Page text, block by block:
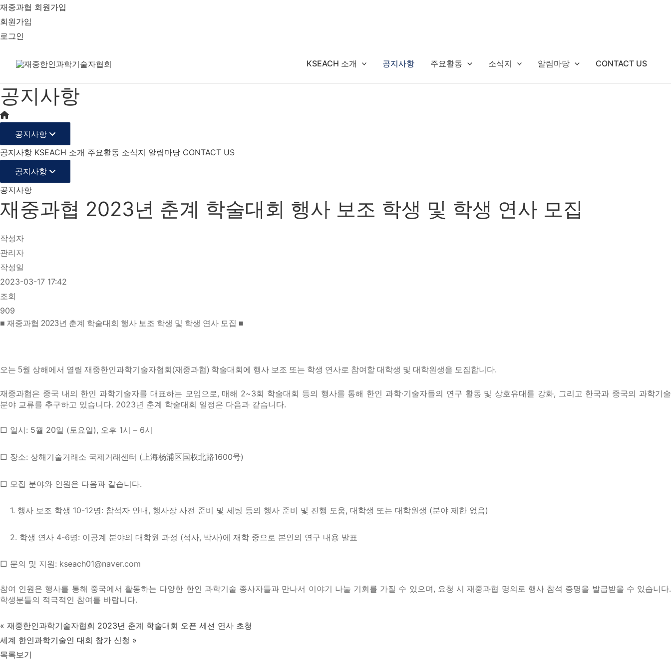
재중과협 회원가입
회원가입
로그인
KSEACH 소개 공지사항 주요활동 소식지 알림마당 CONTACT US
공지사항
공지사항
공지사항 KSEACH 소개 주요활동 소식지 알림마당 CONTACT US
공지사항
공지사항
재중과협 2023년 춘계 학술대회 행사 보조 학생 및 학생 연사 모집
작성자
관리자
작성일
2023-03-17 17:42
조회
909
■ 재중과협 2023년 춘계 학술대회 행사 보조 학생 및 학생 연사 모집 ■
오는 5월 상해에서 열릴 재중한인과학기술자협회(재중과협) 학술대회에 행사 보조 또는 학생 연사로 참여할 대학생 및 대학원생을 모집합니다.
재중과협은 중국 내의 한인 과학기술자를 대표하는 모임으로, 매해 2~3회 학술대회 등의 행사를 통해 한인 과학·기술자들의 연구 활동 및 상호유대를 강화, 그리고 한국과 중국의 과학기술
분야 교류를 추구하고 있습니다. 2023년 춘계 학술대회 일정은 다음과 같습니다.
□ 일시: 5월 20일 (토요일), 오후 1시 – 6시
□ 장소: 상해기술거래소 국제거래센터 (上海杨浦区国权北路1600号)
□ 모집 분야와 인원은 다음과 같습니다.
1. 행사 보조 학생 10-12명: 참석자 안내, 행사장 사전 준비 및 세팅 등의 행사 준비 및 진행 도움, 대학생 또는 대학원생 (분야 제한 없음)
2. 학생 연사 4-6명: 이공계 분야의 대학원 과정 (석사, 박사)에 재학 중으로 본인의 연구 내용 발표
□ 문의 및 지원: kseach01@naver.com
참여 인원은 행사를 통해 중국에서 활동하는 다양한 한인 과학기술 종사자들과 만나서 이야기 나눌 기회를 가질 수 있으며, 요청 시 재중과협 명의로 행사 참석 증명을 발급받을 수 있습니다.
학생분들의 적극적인 참여를 바랍니다.
« 재중한인과학기술자협회 2023년 춘계 학술대회 오픈 세션 연사 초청
세계 한인과학기술인 대회 참가 신청 »
목록보기